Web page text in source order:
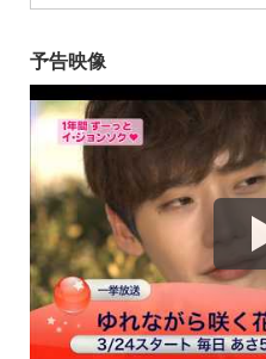
予告映像